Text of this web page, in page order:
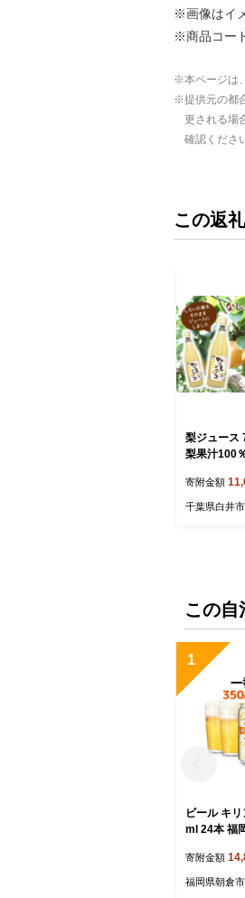
※画像はイ
※商品コー
本ページは
提供元の都
更される場
確認くださ
この返
梨ジュース
梨果汁100
寄附金額
千葉県白井市
この自
1
ビール キ
ml 24本 福
ル ギフト
番搾り麦汁
寄附金額
福岡県朝倉市